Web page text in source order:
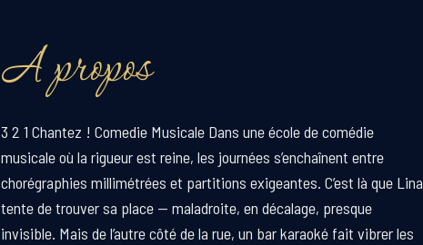
A propos
3 2 1 Chantez ! Comedie Musicale Dans une école de comédie
musicale où la rigueur est reine, les journées s’enchaînent entre
chorégraphies millimétrées et partitions exigeantes. C’est là que Lina
tente de trouver sa place — maladroite, en décalage, presque
invisible. Mais de l’autre côté de la rue, un bar karaoké fait vibrer les